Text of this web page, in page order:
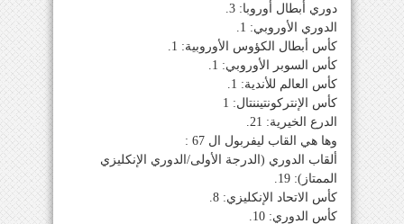
دوري أبطال أوروبا: 3.
الدوري الأوروبي: 1.
كأس أبطال الكؤوس الأوروبية: 1.
كأس السوبر الأوروبي: 1.
كأس العالم للأندية: 1.
كأس الإنتركونتيننتال: 1
الدرع الخيرية: 21.
وها هي القاب ليفربول ال 67 :
ألقاب الدوري (الدرجة الأولى/الدوري الإنكليزي
الممتاز): 19.
كأس الاتحاد الإنكليزي: 8.
كأس الدوري: 10.